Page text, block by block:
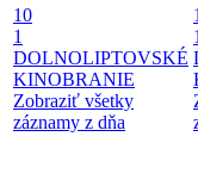
10
1
DOLNOLIPTOVSKÉ
KINOBRANIE
Zobraziť všetky
záznamy z dňa
1